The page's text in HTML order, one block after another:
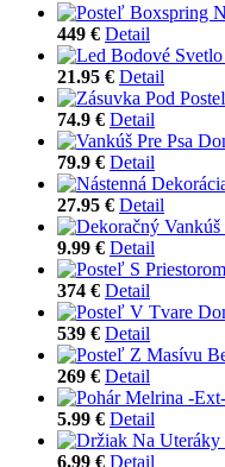
449 € Detail
21.95 € Detail
74.9 € Detail
79.9 € Detail
27.95 € Detail
9.99 € Detail
374 € Detail
539 € Detail
269 € Detail
5.99 € Detail
6.99 € Detail